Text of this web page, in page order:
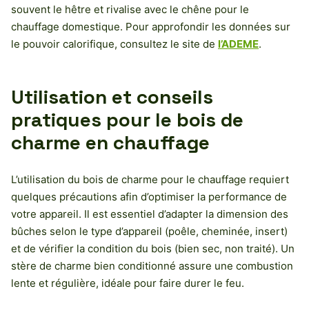
souvent le hêtre et rivalise avec le chêne pour le
chauffage domestique. Pour approfondir les données sur
le pouvoir calorifique, consultez le site de l’ADEME.
Utilisation et conseils
pratiques pour le bois de
charme en chauffage
L’utilisation du bois de charme pour le chauffage requiert
quelques précautions afin d’optimiser la performance de
votre appareil. Il est essentiel d’adapter la dimension des
bûches selon le type d’appareil (poêle, cheminée, insert)
et de vérifier la condition du bois (bien sec, non traité). Un
stère de charme bien conditionné assure une combustion
lente et régulière, idéale pour faire durer le feu.